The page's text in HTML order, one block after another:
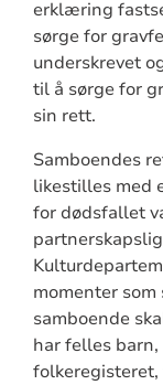
erklæring
sørge for
underskrevet
til å sørge for
sin rett.
Samboendes
likestilles med
for dødsfallet
momenter
samboende
har felles